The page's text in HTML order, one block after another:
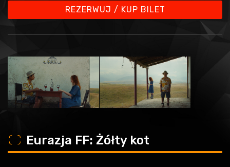
REZERWUJ / KUP BILET
o Eurazja FF: Żółty kot